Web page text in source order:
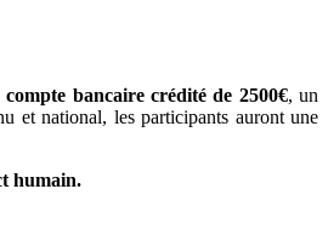
compte bancaire crédité de 2500€, un
et national, les participants auront une
humain.